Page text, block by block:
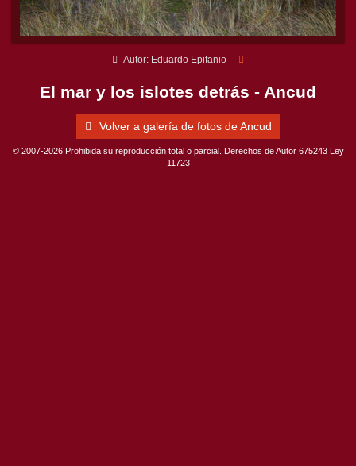
Autor: Eduardo Epifanio -
El mar y los islotes detrás - Ancud
Volver a galería de fotos de Ancud
© 2007-2026 Prohibida su reproducción total o parcial. Derechos de Autor 675243 Ley
11723